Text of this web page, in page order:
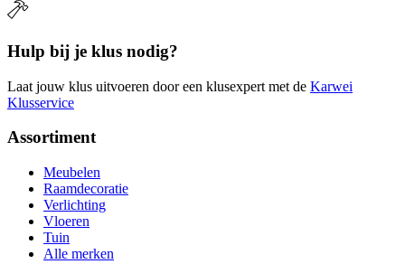
Hulp bij je klus nodig?
Laat jouw klus uitvoeren door een klusexpert met de Karwei
Klusservice
Assortiment
Meubelen
Raamdecoratie
Verlichting
Vloeren
Tuin
Alle merken